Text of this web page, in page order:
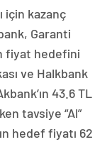
için kazanç
Garanti
fiyat hedefini
ve Halkbank
43.6 TL
tavsiye “Al”
hedef fiyatı 62